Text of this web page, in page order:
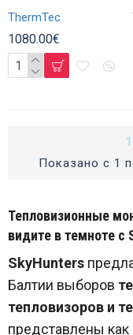
Тепловизионные
видите в темноте с
SkyHunters
Балтии выборов
тепловизоров и
представлены
ThermTec
1080.00€
1
Показано с 1